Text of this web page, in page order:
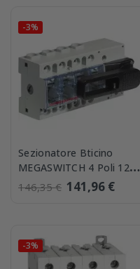
-3%
Sezionatore Bticino
MEGASWITCH 4 Poli 125A
T7134WF/125
146,35 € 141,96 €
-3%